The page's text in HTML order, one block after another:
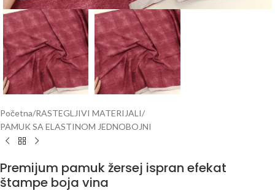
Početna/RASTEGLJIVI MATERIJALI/
PAMUK SA ELASTINOM JEDNOBOJNI
Premijum pamuk žersej ispran efekat
štampe boja vina